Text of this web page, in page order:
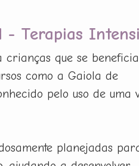
Terapias
crianças que se
como a Gaiola de
pelo uso de uma
planejadas